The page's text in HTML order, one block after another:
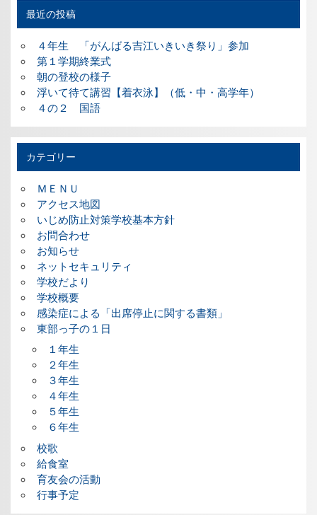
最近の投稿
４年生 「がんばる吉江いきいき祭り」参加
第１学期終業式
朝の登校の様子
浮いて待て講習【着衣泳】（低・中・高学年）
４の２ 国語
カテゴリー
ＭＥＮＵ
アクセス地図
いじめ防止対策学校基本方針
お問合わせ
お知らせ
ネットセキュリティ
学校だより
学校概要
感染症による「出席停止に関する書類」
東部っ子の１日
１年生
２年生
３年生
４年生
５年生
６年生
校歌
給食室
育友会の活動
行事予定